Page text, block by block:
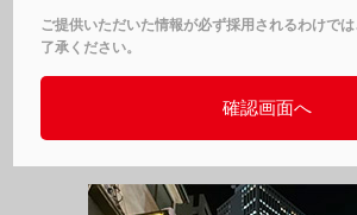
ご提供いただいた情報が必ず採用されるわけで
了承ください。